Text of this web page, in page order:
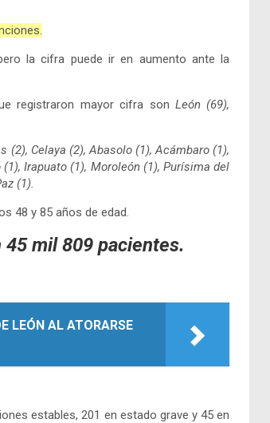
la cifra puede ir en aumento ante la
registraron mayor cifra son León (69),
(2), Celaya (2), Abasolo (1), Acámbaro (1),
Irapuato (1), Moroleón (1), Purísima del
(1).
48 y 85 años de edad.
mil 809 pacientes.
LEÓN AL ATORARSE
estables, 201 en estado grave y 45 en